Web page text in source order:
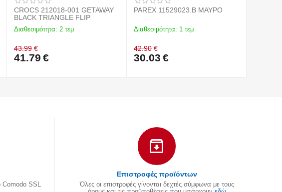
CROCS 212018-001 GETAWAY
BLACK TRIANGLE FLIP
Διαθεσιμότητα: 2 τεμ
43.99 €
41.79 €
PAREX 11529023.B ΜΑΥΡΟ
Διαθεσιμότητα: 1 τεμ
42.90 €
30.03 €
SSL
Επιστροφές προϊόντων
Όλες οι επιστροφές γίνονται δεχτές σύμφωνα με τους